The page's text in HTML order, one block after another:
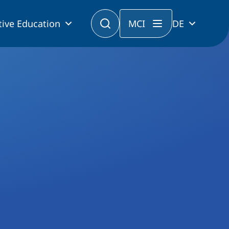
Education MCI DE